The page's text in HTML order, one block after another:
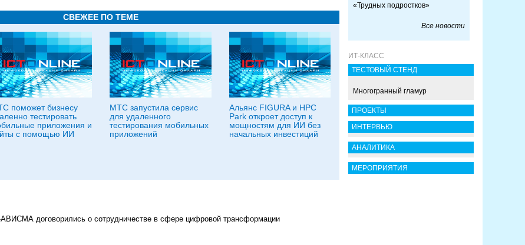
СВЕЖЕЕ ПО ТЕМЕ
поможет бизнесу
тестировать
приложения и
с помощью ИИ
МТС запустила сервис
для удаленного
тестирования мобильных
приложений
Альянс FIGURA и HPC
Park откроет доступ к
мощностям для ИИ без
начальных инвестиций
договорились о сотрудничестве в сфере цифровой трансформации
«Трудных подростков»
Все новости
ИТ-КЛАСС
ТЕСТОВЫЙ СТЕНД
Многогранный гламур
ПРОЕКТЫ
ИНТЕРВЬЮ
АНАЛИТИКА
МЕРОПРИЯТИЯ